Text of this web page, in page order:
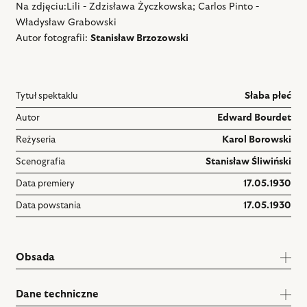
Na zdjęciu:Lili - Zdzisława Życzkowska; Carlos Pinto -
Władysław Grabowski
Autor fotografii:Stanisław Brzozowski
Tytuł spektaklu Słaba płeć
Autor Edward Bourdet
Reżyseria Karol Borowski
Scenografia Stanisław Śliwiński
Data premiery 17.05.1930
Data powstania 17.05.1930
Obsada
Dane techniczne